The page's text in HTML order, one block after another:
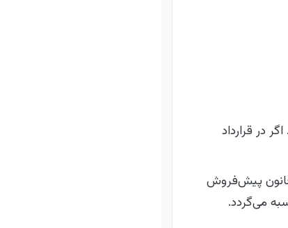
در قرارداد
قانون پیش‌فروش
می‌گردد.